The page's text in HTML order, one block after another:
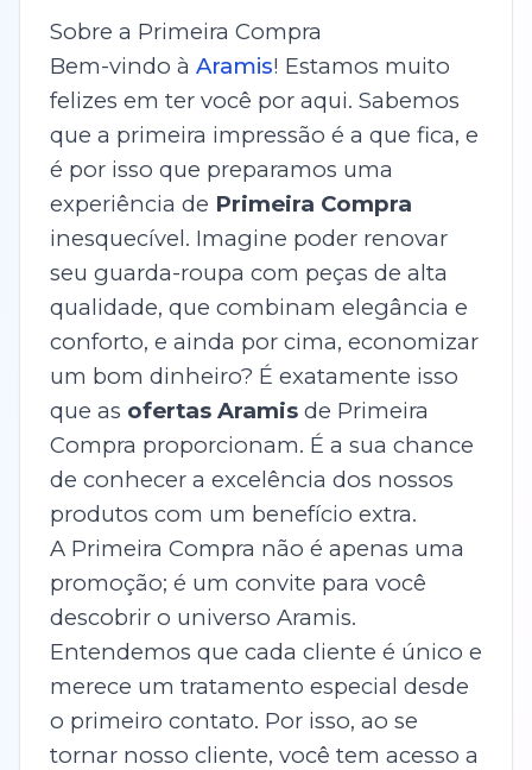
Sobre a Primeira Compra
Bem-vindo à Aramis! Estamos muito
felizes em ter você por aqui. Sabemos
que a primeira impressão é a que fica, e
é por isso que preparamos uma
experiência de Primeira Compra
inesquecível. Imagine poder renovar
seu guarda-roupa com peças de alta
qualidade, que combinam elegância e
conforto, e ainda por cima, economizar
um bom dinheiro? É exatamente isso
que as ofertas Aramisde Primeira
Compra proporcionam. É a sua chance
de conhecer a excelência dos nossos
produtos com um benefício extra.
A Primeira Compra não é apenas uma
promoção; é um convite para você
descobrir o universo Aramis.
Entendemos que cada cliente é único e
merece um tratamento especial desde
o primeiro contato. Por isso, ao se
tornar nosso cliente, você tem acesso a